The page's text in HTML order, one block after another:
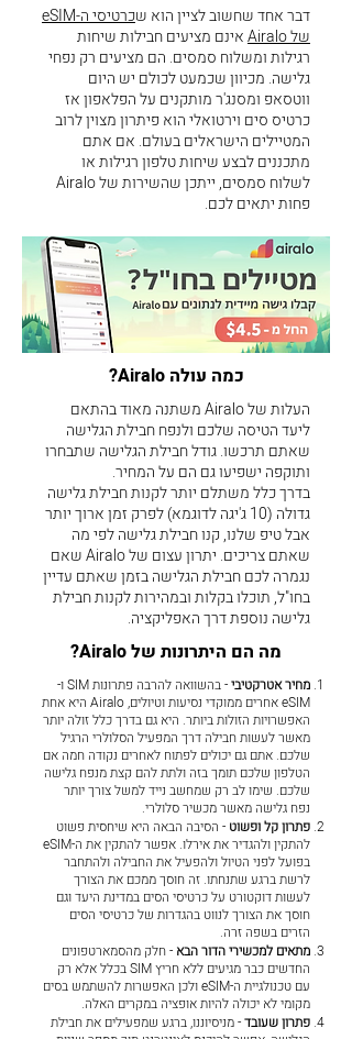
דבר אחד שחשוב לציין הוא ש
כרטיסי ה-eSIM
של Airalo
אינם מציעים חבילות שיחות
רגילות ומשלוח סמסים. הם מציעים רק נפחי
גלישה. מכיוון שכמעט לכולם יש היום
ווטסאפ ומסנג'ר מותקנים על הפלאפון אז
כרטיס סים וירטואלי הוא פיתרון מצוין לרוב
המטיילים הישראלים בעולם. אם אתם
מתכננים לבצע שיחות טלפון רגילות או
לשלוח סמסים, ייתכן שהשירות של Airalo
פחות יתאים לכם.
כמה עולה Airalo?
​העלות של Airalo משתנה מאוד בהתאם
ליעד הטיסה שלכם ולנפח חבילת הגלישה
שאתם תרכשו. גודל חבילת הגלישה שתבחרו
ותוקפה ישפיעו גם הם על המחיר.
בדרך כלל משתלם יותר לקנות חבילת גלישה
גדולה (10 ג'יגה לדוגמא) לפרק זמן ארוך יותר
אבל טיפ שלנו, קנו חבילת גלישה לפי מה
שאתם צריכים. יתרון עצום של Airalo שאם
נגמרה לכם חבילת הגלישה בזמן שאתם עדיין
בחו"ל, תוכלו בקלות ובמהירות לקנות חבילת
גלישה נוספת דרך האפליקציה.
מה הם היתרונות של Airalo?
מחיר אטרקטיבי
- בהשוואה להרבה פתרונות SIM ו-
eSIM אחרים ממוקדי נסיעות וטיולים, Airalo היא אחת
האפשרויות הזולות ביותר. היא גם בדרך כלל זולה יותר
מאשר לעשות חבילה דרך המפעיל הסלולרי הרגיל
שלכם. אתם גם יכולים לפתוח לאחרים נקודה חמה אם
הטלפון שלכם תומך בזה ולתת להם קצת מנפח גלישה
שלכם. שימו לב רק שמחשב נייד למשל צורך יותר
נפח גלישה מאשר מכשיר סלולרי.
פתרון קל ופשוט - הסיבה הבאה היא שיחסית פשוט
להתקין ולהגדיר את אירלו. אפשר להתקין את ה-eSIM
בפועל לפני הטיול ולהפעיל את החבילה ולהתחבר
לרשת ברגע שתנחתו. זה חוסך ממכם את הצורך
לעשות דוקטורט על כרטיסי הסים במדינת היעד וגם
חוסך את הצורך לנווט בהגדרות של כרטיסי הסים
הזרים בשפה זרה.
מתאים למכשירי הדור הבא - חלק מהסמארטפונים
החדשים כבר מגיעים ללא חריץ SIM בכלל אלא רק
עם טכנולגיית ה-eSIM ולכן האפשרות להשתמש בסים
מקומי לא יכולה להיות אופציה במקרים האלה.
פתרון שעובד- מניסיוננו, ברגע שמפעילים את חבילת